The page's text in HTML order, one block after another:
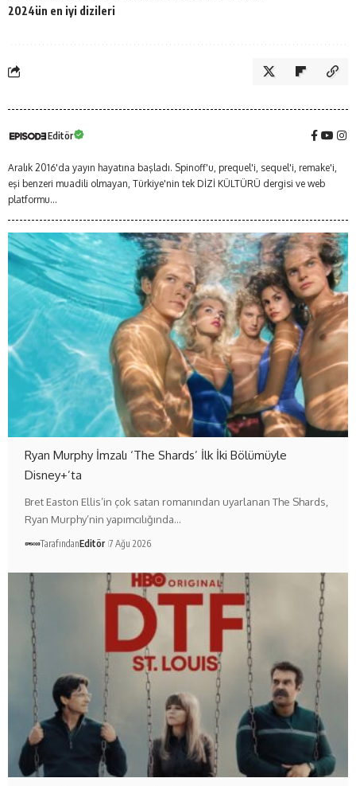
2024ün en iyi dizileri
Editör
Aralık 2016'da yayın hayatına başladı. Spinoff'u, prequel'i, sequel'i, remake'i,
eşi benzeri muadili olmayan, Türkiye'nin tek DİZİ KÜLTÜRÜ dergisi ve web
platformu...
Ryan Murphy İmzalı ‘The Shards’ İlk İki Bölümüyle
Disney+’ta
Bret Easton Ellis’in çok satan romanından uyarlanan The Shards,
Ryan Murphy’nin yapımcılığında…
TarafındanEditör 7 Ağu 2026